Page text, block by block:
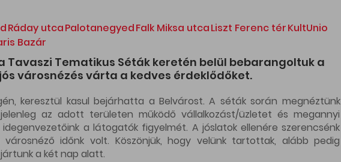
Ráday utcaPalotanegyedFalk Miksa utcaLiszt Ferenc térKultUnio
Bazár
Tavaszi Tematikus Séták keretén belül bebarangoltuk a
városnézés várta a kedves érdeklődőket.
keresztül kasul bejárhatta a Belvárost. A séták során megnéztünk
az adott területen működő vállalkozást/üzletet és megannyi
a látogatók figyelmét. A jóslatok ellenére szerencsénk
időnk volt. Köszönjük, hogy velünk tartottak, alább pedig
a két nap alatt.